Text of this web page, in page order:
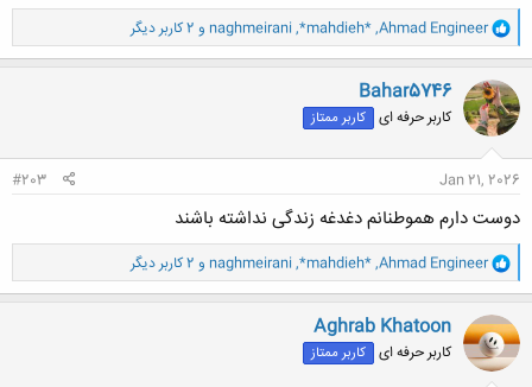
و
ا
ک
ن
ش
ه
ا
Ahmad Engineer
,
*mahdieh*
,
naghmeirani و 2 کاربر دیگر
Bahar5746
کاربر حرفه ای کاربر ممتاز
Jan 21, 2026
#203
دوست دارم هموطنانم دغدغه زندگی نداشته باشند
و
ا
ک
ن
ش
ه
ا
Ahmad Engineer
,
*mahdieh*
,
naghmeirani و 2 کاربر دیگر
Aghrab Khatoon
کاربر حرفه ای کاربر ممتاز